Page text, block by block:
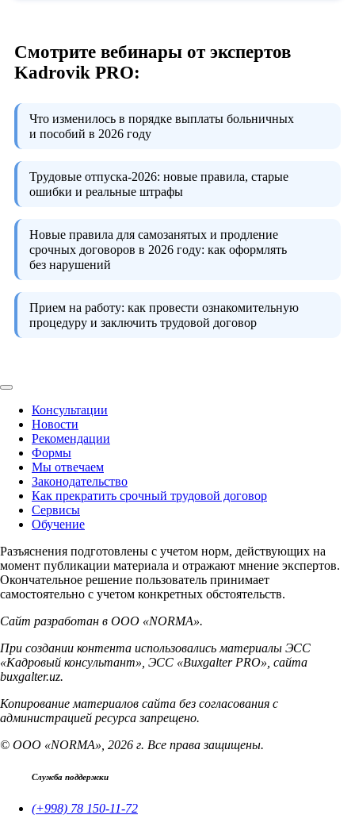
Смотрите вебинары от экспертов
Kadrovik PRO:
Что изменилось в порядке выплаты больничных
и пособий в 2026 году
Трудовые отпуска-2026: новые правила, старые
ошибки и реальные штрафы
Новые правила для самозанятых и продление
срочных договоров в 2026 году: как оформлять
без нарушений
Прием на работу: как провести ознакомительную
процедуру и заключить трудовой договор
Консультации
Новости
Рекомендации
Формы
Мы отвечаем
Законодательство
Как прекратить срочный трудовой договор
Сервисы
Обучение
Разъяснения подготовлены с учетом норм, действующих на
момент публикации материала и отражают мнение экспертов.
Окончательное решение пользователь принимает
самостоятельно с учетом конкретных обстоятельств.
Сайт разработан в ООО «NORMA».
При создании контента использовались материалы ЭСС
«Кадровый консультант», ЭСС «Buxgalter PRO», сайта
buxgalter.uz.
Копирование материалов сайта без согласования с
администрацией ресурса запрещено.
© ООО «NORMA», 2026 г. Все права защищены.
Служба поддержки
(+998) 78 150-11-72